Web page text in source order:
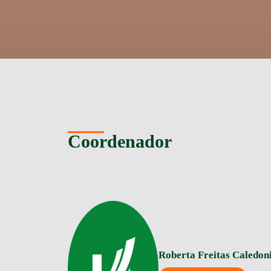
Coordenador
Roberta Freitas